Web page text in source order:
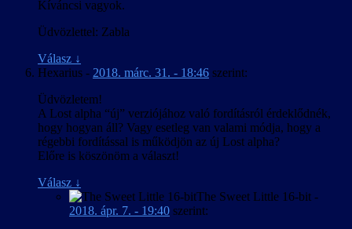
Kíváncsi vagyok.
Üdvözlettel: Zabla
Válasz ↓
Hexarius - 2018. márc. 31. - 18:46 szerint:
Üdvözletem!
A Lost alpha “új” verziójához való fordításról érdeklődnék,
hogy hogyan áll? Vagy esetleg van valami módja, hogy a
régebbi fordítással is működjön az új Lost alpha?
Előre is köszönöm a választ!
Válasz ↓
The Sweet Little 16-bit -
2018. ápr. 7. - 19:40 szerint: